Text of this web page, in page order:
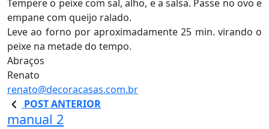
Tempere o peixe com sal, alho, e a salsa. Passe no ovo e
empane com queijo ralado.
Leve ao forno por aproximadamente 25 min. virando o
peixe na metade do tempo.
Abraços
Renato
renato@decoracasas.com.br
POST ANTERIOR
manual 2